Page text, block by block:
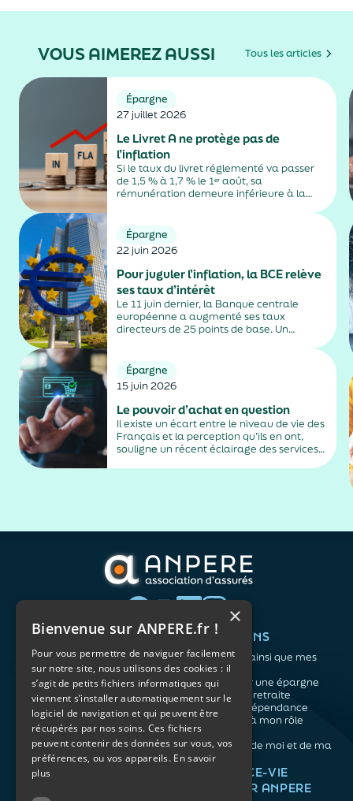
VOUS AIMEREZ AUSSI Tous les articles
Épargne
27 juillet 2026
Le Livret A ne protège pas de
l’inflation
Si le taux du livret réglementé va passer
de 1,5 % à 1,7 % le 1ᵉʳ août, sa
rémunération demeure inférieure à la
Épargne
22 juin 2026
Pour juguler l’inflation, la BCE relève
ses taux d’intérêt
Le 11 juin dernier, la Banque centrale
européenne a augmenté ses taux
directeurs de 25 points de base. Un
conflit au Moyen-Orient.
Épargne
15 juin 2026
Le pouvoir d’achat en question
Il existe un écart entre le niveau de vie des
Français et la perception qu’ils en ont,
souligne un récent éclairage des services
QUI SOMMES-NOUS ?
L'association
Notre organisation
L’équipe
Les atouts du contrat
associatif
VOS BESOINS
Me protéger ainsi que mes
proches
Me constituer une épargne
Préparer ma retraite
Anticiper la dépendance
Me préparer à mon rôle
d'aidant
Prendre soin de moi et de ma
santé
NOS ARTICLES
ASSURANCE-VIE
FACILE PAR ANPERE
×
Bienvenue sur ANPERE.fr !
Pour vous permettre de naviguer facilement
sur notre site, nous utilisons des cookies : il
s’agit de petits fichiers informatiques qui
viennent s’installer automatiquement sur le
logiciel de navigation et qui peuvent être
récupérés par nos soins. Ces fichiers
peuvent contenir des données sur vous, vos
préférences, ou vos appareils. En savoir
plus